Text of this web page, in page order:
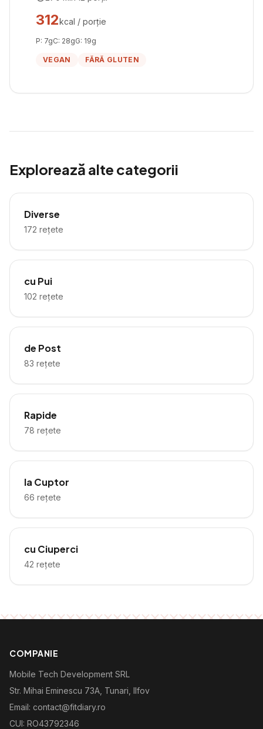
312kcal / porție
P: 7gC: 28gG: 19g
VEGAN FĂRĂ GLUTEN
Explorează alte categorii
Diverse
172 rețete
cu Pui
102 rețete
de Post
83 rețete
Rapide
78 rețete
la Cuptor
66 rețete
cu Ciuperci
42 rețete
COMPANIE
Mobile Tech Development SRL
Str. Mihai Eminescu 73A, Tunari, Ilfov
Email: contact@fitdiary.ro
CUI: RO43792346